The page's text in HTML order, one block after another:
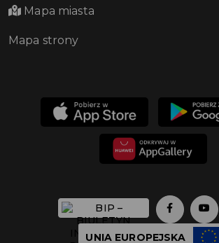
Mapa miasta
Mapa strony
UNIA EUROPEJSKA